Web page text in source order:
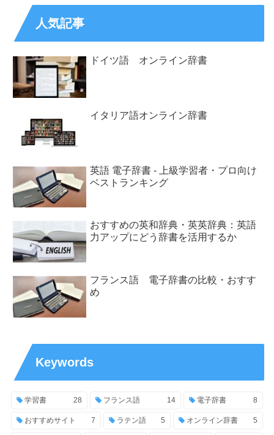
人気記事
ドイツ語 オンライン辞書
イタリア語オンライン辞書
英語 電子辞書 - 上級学習者・プロ向け
ベストランキング
おすすめの英和辞典・英英辞典：英語
力アップにどう辞書を活用するか
フランス語 電子辞書の比較・おすす
め
Keywords
学習書 28 フランス語 14 電子辞書 8
おすすめサイト 7 ラテン語 5 オンライン辞書 5